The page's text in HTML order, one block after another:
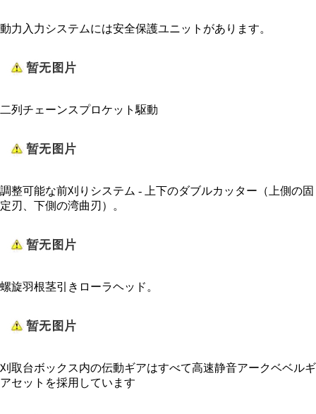
動力入力システムには安全保護ユニットがあります。
二列チェーンスプロケット駆動
調整可能な前刈りシステム - 上下のダブルカッター（上側の固
定刃、下側の湾曲刃）。
螺旋羽根茎引きローラヘッド。
刈取台ボックス内の伝動ギアはすべて高速静音アークベベルギ
アセットを採用しています